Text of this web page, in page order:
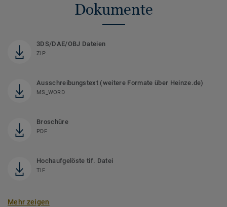
Dokumente
3DS/DAE/OBJ Dateien
ZIP
Ausschreibungstext (weitere Formate über Heinze.de)
MS_WORD
Broschüre
PDF
Hochaufgelöste tif. Datei
TIF
Mehr zeigen